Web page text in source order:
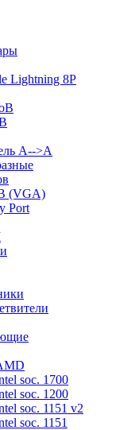
Lightning 8P
A-->A
(VGA)
Port
soc. 1700
soc. 1200
soc. 1151 v2
soc. 1151